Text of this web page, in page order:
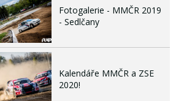
Fotogalerie - MMČR 2019
- Sedlčany
Kalendáře MMČR a ZSE
2020!